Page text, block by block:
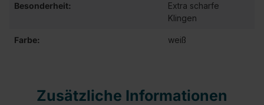
Besonderheit:
Extra scharfe
Klingen
Farbe: weiß
Zusätzliche Informationen